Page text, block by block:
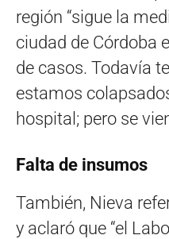
región “sigue la
ciudad de Córdoba
de casos. Todavía
estamos
hospital; pero se
Falta de insumos
También, Nieva
y aclaró que “el